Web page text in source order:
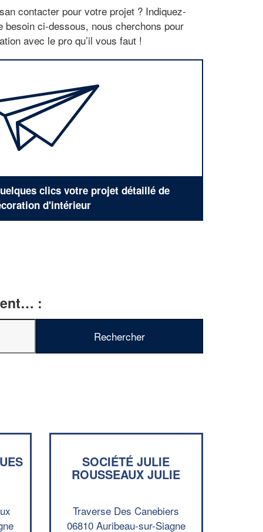
contacter pour votre projet ? Indiquez-
besoin ci-dessous, nous cherchons pour
avec le pro qu’il vous faut !
clics votre projet détaillé de
d'intérieur
:
SOCIÉTÉ JULIE
ROUSSEAUX JULIE
Traverse Des Canebiers
06810 Auribeau-sur-Siagne
Augmentez votre
vosmargestout en gagnant
En savoir plus